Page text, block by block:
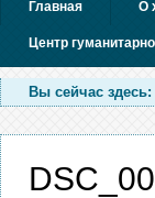
Главная О
Центр
Вы сейчас здесь: